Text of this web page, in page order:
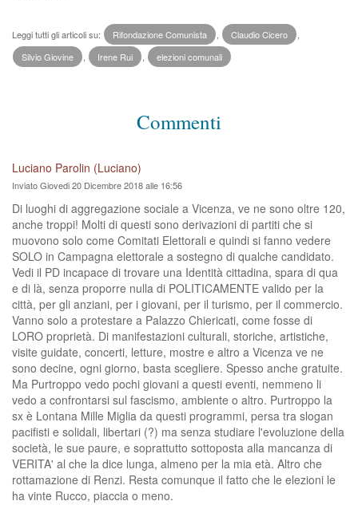
Leggi tutti gli articoli su: Rifondazione Comunista Claudio Cicero
Silvio Giovine
Irene Rui elezioni comunali
Commenti
Luciano Parolin (Luciano)
Inviato Giovedi 20 Dicembre 2018 alle 16:56
Di luoghi di aggregazione sociale a Vicenza, ve ne sono oltre 120,
anche troppi! Molti di questi sono derivazioni di partiti che si
muovono solo come Comitati Elettorali e quindi si fanno vedere
SOLO in Campagna elettorale a sostegno di qualche candidato.
Vedi il PD incapace di trovare una Identità cittadina, spara di qua
e di là, senza proporre nulla di POLITICAMENTE valido per la
città, per gli anziani, per i giovani, per il turismo, per il commercio.
Vanno solo a protestare a Palazzo Chiericati, come fosse di
LORO proprietà. Di manifestazioni culturali, storiche, artistiche,
visite guidate, concerti, letture, mostre e altro a Vicenza ve ne
sono decine, ogni giorno, basta scegliere. Spesso anche gratuite.
Ma Purtroppo vedo pochi giovani a questi eventi, nemmeno li
vedo a confrontarsi sul fascismo, ambiente o altro. Purtroppo la
sx è Lontana Mille Miglia da questi programmi, persa tra slogan
pacifisti e solidali, libertari (?) ma senza studiare l'evoluzione della
società, le sue paure, e soprattutto sottoposta alla mancanza di
VERITA' al che la dice lunga, almeno per la mia età. Altro che
rottamazione di Renzi. Resta comunque il fatto che le elezioni le
ha vinte Rucco, piaccia o meno.